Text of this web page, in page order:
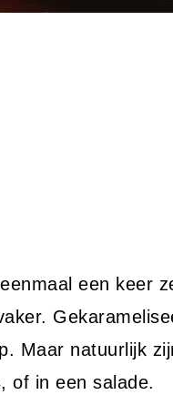
een keer
Maar natuurlijk
of in een salade.